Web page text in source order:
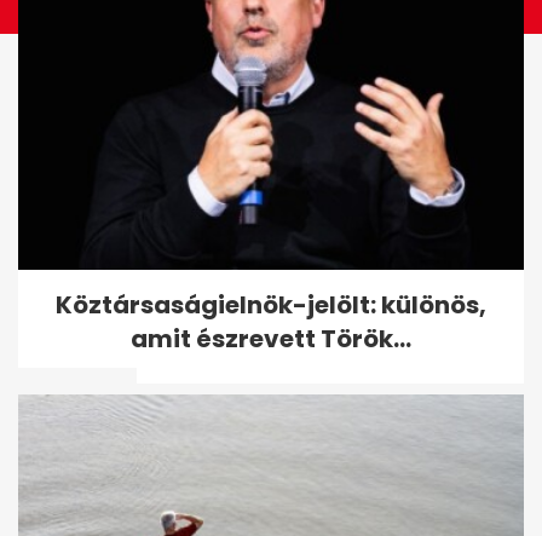
Táncos videóval küld reményt
a Bethesda Gyermekkórház:
"Érted...
Köztársaságielnök-jelölt: különös,
amit észrevett Török...